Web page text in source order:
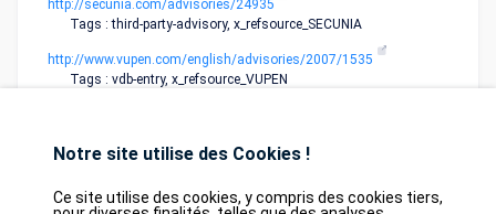
http://secunia.com/advisories/24935
Tags : third-party-advisory, x_refsource_SECUNIA
http://www.vupen.com/english/advisories/2007/1535
Tags : vdb-entry, x_refsource_VUPEN
Notre site utilise des Cookies !
Ce site utilise des cookies, y compris des cookies tiers,